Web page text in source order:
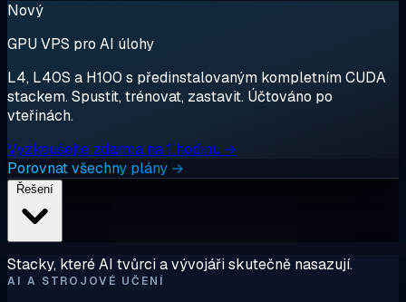
Nový
GPU VPS pro AI úlohy
L4, L40S a H100 s předinstalovaným kompletním CUDA
stackem. Spustit, trénovat, zastavit. Účtováno po
vteřinách.
Vyzkoušejte zdarma na 1 hodinu →
Porovnat všechny plány →
Stacky, které AI tvůrci a vývojáři skutečně nasazují.
AI A STROJOVÉ UČENÍ